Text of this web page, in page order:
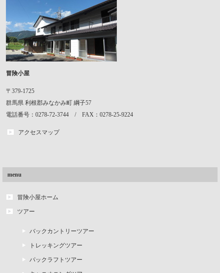
冒険小屋
〒379-1725
群馬県 利根郡みなかみ町 綱子57
電話番号：0278-72-3744 / FAX：0278-25-9224
アクセスマップ
menu
冒険小屋ホーム
ツアー
バックカントリーツアー
トレッキングツアー
パックラフトツアー